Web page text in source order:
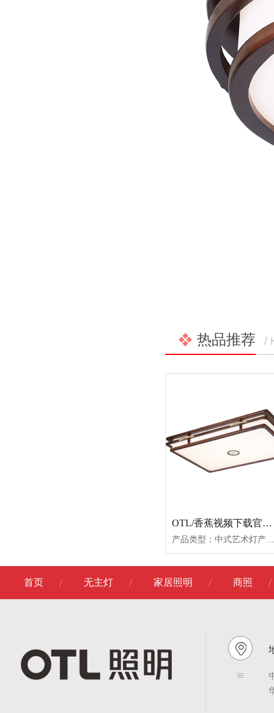
热品推荐 /
OTL/香蕉视频下载官网/卧室灯/OTL-D1295系列
产品类型：中式艺术灯产品名称：OTL-D1295中方OTL-D1295小圆OTL-D1295大OTL-D1295加大产品尺寸：560*560φ5601000*7001200*800产品功率：72W双色64W双色160W双色192W双色产品材质：金丝檀木产品颜色：胡桃木色
首页 无主灯 家居照明 商照